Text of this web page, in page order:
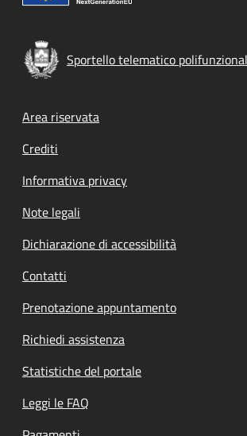
Sportello telematico
Footer menu
Area riservata
Crediti
Informativa privacy
Note legali
Dichiarazione di accessibilità
Contatti
Prenotazione appuntamento
Richiedi assistenza
Statistiche del portale
Leggi le FAQ